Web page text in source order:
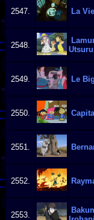
2547. La
2548.
2549. Le
2550.
2551.
2552.
2553.